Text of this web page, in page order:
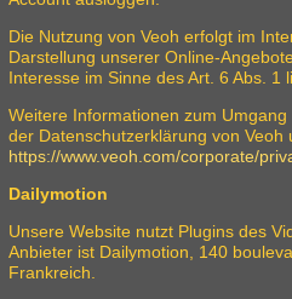
Die Nutzung von Veoh erfolgt im
Darstellung unserer Online-
Interesse im Sinne des Art. 6 Abs. 1
Weitere Informationen zum
der Datenschutzerklärung von Veoh
https://www.veoh.com/corporate/
Dailymotion
Unsere Website nutzt Plugins des
Anbieter ist Dailymotion, 140
Frankreich.